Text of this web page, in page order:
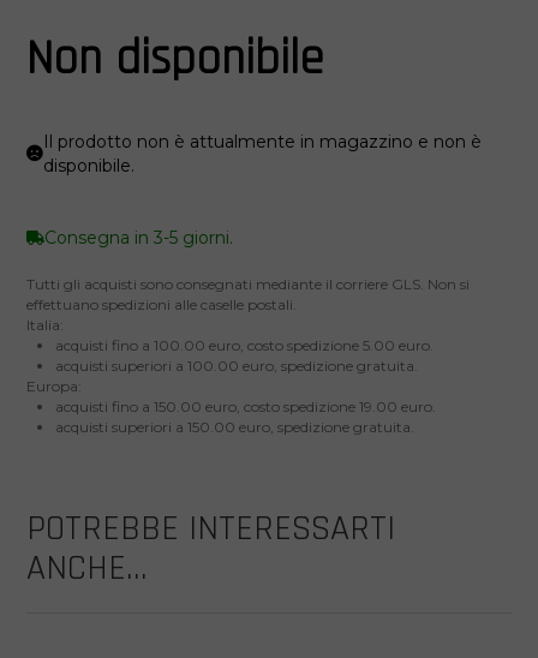
Non disponibile
Il prodotto non è attualmente in magazzino e non è
disponibile.
Consegna in 3-5 giorni.
Tutti gli acquisti sono consegnati mediante il corriere GLS. Non si
effettuano spedizioni alle caselle postali.
Italia:
acquisti fino a 100.00 euro, costo spedizione 5.00 euro.
acquisti superiori a 100.00 euro, spedizione gratuita.
Europa:
acquisti fino a 150.00 euro, costo spedizione 19.00 euro.
acquisti superiori a 150.00 euro, spedizione gratuita.
POTREBBE INTERESSARTI
ANCHE...